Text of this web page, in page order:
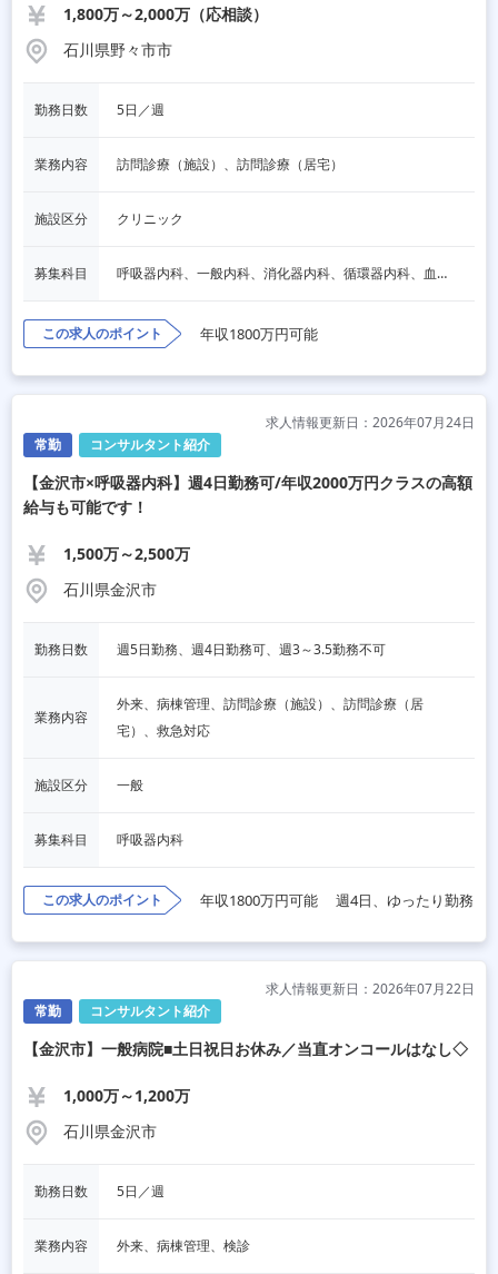
1,800万～2,000万（応相談）
石川県野々市市
勤務日数 5日／週
業務内容 訪問診療（施設）、訪問診療（居宅）
施設区分 クリニック
募集科目 呼吸器内科、一般内科、消化器内科、循環器内科、血液内科、脳神経内科、内分泌内科、老人内科、一般外科、消化器外科、その他
この求人のポイント 年収1800万円可能
常勤 コンサルタント紹介
求人情報更新日：2026年07月24日
【金沢市×呼吸器内科】週4日勤務可/年収2000万円クラスの高額
給与も可能です！
1,500万～2,500万
石川県金沢市
勤務日数 週5日勤務、週4日勤務可、週3～3.5勤務不可
業務内容
外来、病棟管理、訪問診療（施設）、訪問診療（居
宅）、救急対応
施設区分 一般
募集科目 呼吸器内科
この求人のポイント 年収1800万円可能 週4日、ゆったり勤務
常勤 コンサルタント紹介
求人情報更新日：2026年07月22日
【金沢市】一般病院■土日祝日お休み／当直オンコールはなし◇
1,000万～1,200万
石川県金沢市
勤務日数 5日／週
業務内容 外来、病棟管理、検診